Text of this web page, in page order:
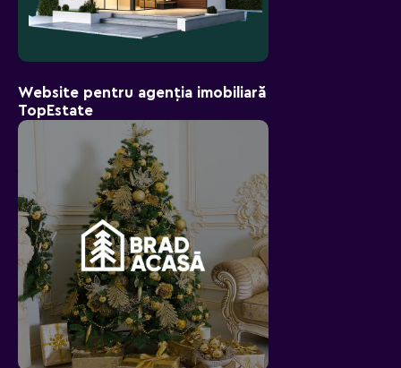
Website pentru agenția imobiliară
TopEstate